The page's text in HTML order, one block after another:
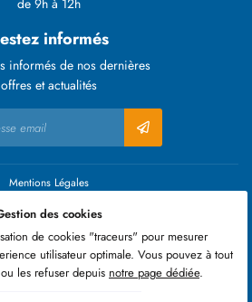
de 9h à 12h
informés
informés de nos dernières
offres et actualités
Mentions Légales
de confidentialité
Gestion des cookies
Sitemap
d'intervention électricien
des cookies
de cookies "traceurs" pour mesurer
utilisateur optimale. Vous pouvez à tout
les refuser depuis notre page dédiée.